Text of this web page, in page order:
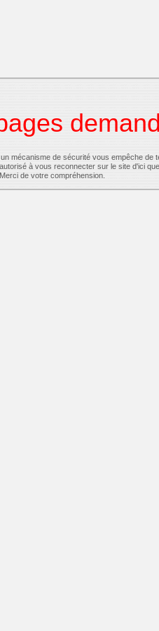
mécanisme de sécurité vous empêche de
à vous reconnecter sur le site d'ici
Merci de votre compréhension.